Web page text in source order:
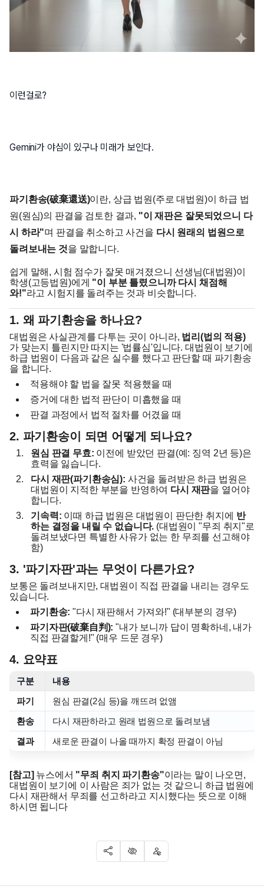
이런걸로?
Gemini가 야심이 있구나 미래가 보인다.
파기환송(破棄還送)이란, 상급 법원(주로 대법원)이 하급 법
원(원심)의 판결을 검토한 결과, "이 재판은 잘못되었으니 다
시 하라"며 판결을 취소하고 사건을 다시 원래의 법원으로
돌려보내는 것을 말합니다.
쉽게 말해, 시험 점수가 잘못 매겨졌으니 선생님(대법원)이
학생(고등법원)에게 "이 부분 틀렸으니까 다시 채점해
와!"라고 시험지를 돌려주는 것과 비슷합니다.
1. 왜 파기환송을 하나요?
대법원은 사실관계를 다투는 곳이 아니라, 법리(법의 적용)
가 맞는지 틀린지만 따지는 '법률심'입니다. 대법원이 보기에
하급 법원이 다음과 같은 실수를 했다고 판단할 때 파기환송
을 합니다.
적용해야 할 법을 잘못 적용했을 때
증거에 대한 법적 판단이 미흡했을 때
판결 과정에서 법적 절차를 어겼을 때
2. 파기환송이 되면 어떻게 되나요?
원심 판결 무효: 이전에 받았던 판결(예: 징역 2년 등)은
효력을 잃습니다.
다시 재판(파기환송심): 사건을 돌려받은 하급 법원은
대법원이 지적한 부분을 반영하여 다시 재판을 열어야
합니다.
기속력: 이때 하급 법원은 대법원이 판단한 취지에 반
하는 결정을 내릴 수 없습니다. (대법원이 "무죄 취지"로
돌려보냈다면 특별한 사유가 없는 한 무죄를 선고해야
함)
3. '파기자판'과는 무엇이 다른가요?
보통은 돌려보내지만, 대법원이 직접 판결을 내리는 경우도
있습니다.
파기환송: "다시 재판해서 가져와!" (대부분의 경우)
파기자판(破棄自判): "내가 보니까 답이 명확하네, 내가
직접 판결할게!" (매우 드문 경우)
4. 요약표
구분
내용
파기
원심 판결(2심 등)을 깨뜨려 없앰
환송
다시 재판하라고 원래 법원으로 돌려보냄
결과
새로운 판결이 나올 때까지 확정 판결이 아님
[참고] 뉴스에서 "무죄 취지 파기환송"이라는 말이 나오면,
대법원이 보기에 이 사람은 죄가 없는 것 같으니 하급 법원에
다시 재판해서 무죄를 선고하라고 지시했다는 뜻으로 이해
하시면 됩니다
SNS 공유
신고 차단